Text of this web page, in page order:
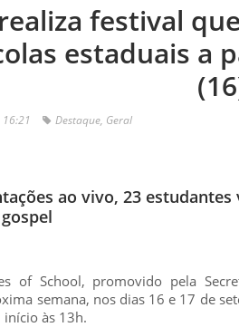
festival
estaduais a
Destaque, Geral
ao vivo, 23
of School, promovido pela
semana, nos dias 16 e 17 de
início às 13h.